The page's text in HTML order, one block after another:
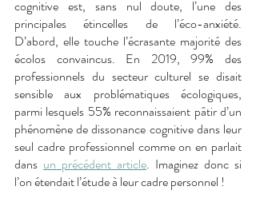
cognitive est, sans nul doute, l’une des
principales étincelles de l’éco-anxiété.
D’abord, elle touche l’écrasante majorité des
écolos convaincus. En 2019, 99% des
professionnels du secteur culturel se disait
sensible aux problématiques écologiques,
parmi lesquels 55% reconnaissaient pâtir d’un
phénomène de dissonance cognitive dans leur
seul cadre professionnel comme on en parlait
dans un précédent article. Imaginez donc si
l’on étendait l’étude à leur cadre personnel !